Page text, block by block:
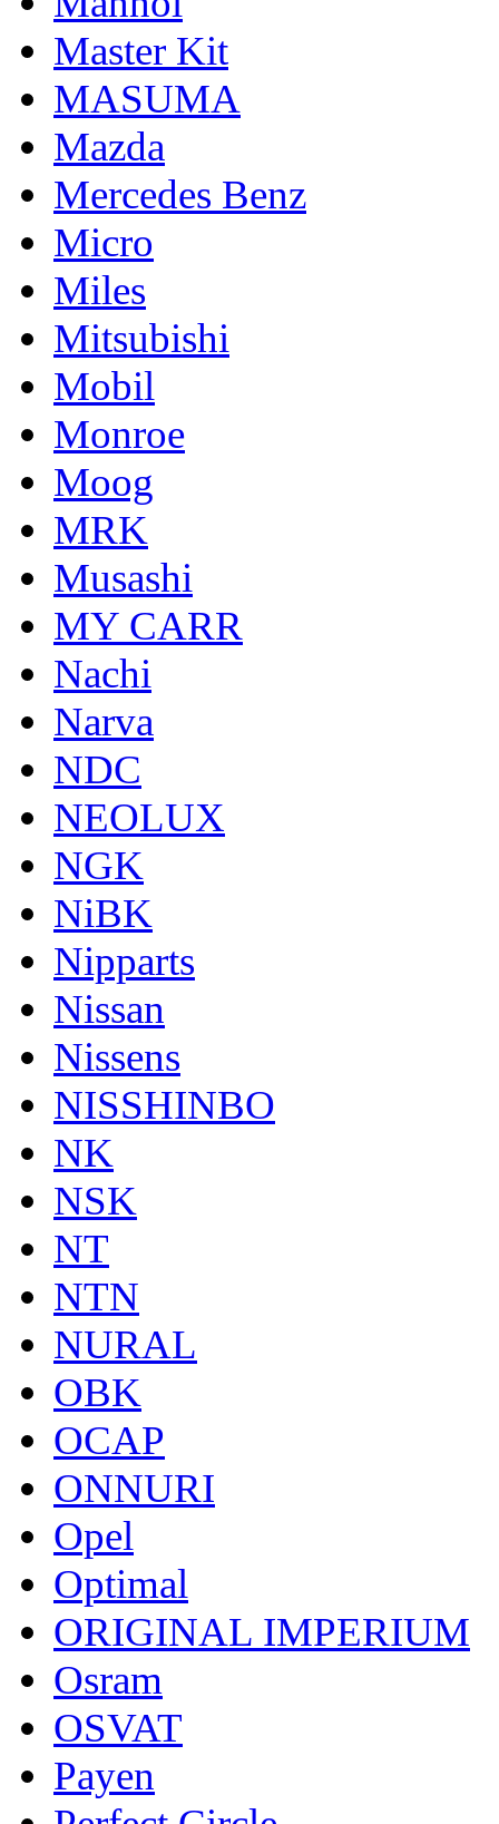
Master Kit
MASUMA
Mazda
Mercedes Benz
Micro
Miles
Mitsubishi
Mobil
Monroe
Moog
MRK
Musashi
MY CARR
Nachi
Narva
NDC
NEOLUX
NGK
NiBK
Nipparts
Nissan
Nissens
NISSHINBO
NK
NSK
NT
NTN
NURAL
OBK
OCAP
ONNURI
Opel
Optimal
ORIGINAL IMPERIUM
Osram
OSVAT
Payen